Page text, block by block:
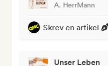
A. HerrMann
Skrev en artikel
Unser Leben